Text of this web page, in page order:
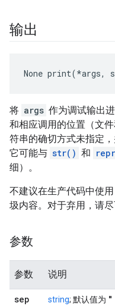
输出
None print(*args,
将 args 作为调试输出
和相应调用的位置（文
符串的确切方式未指定
它可能与 str() 和
细）。
不建议在生产代码中使用
圾内容。对于弃用，请
参数
参数 说明
sep string; 默认值为